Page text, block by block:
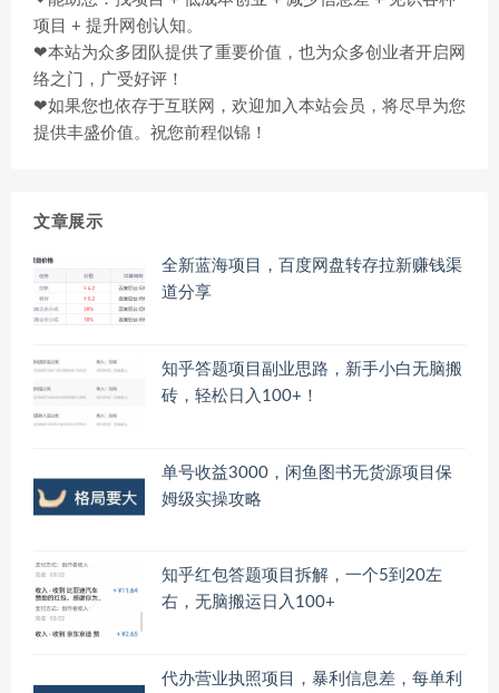
项目 + 提升网创认知。
❤本站为众多团队提供了重要价值，也为众多创业者开启网
络之门，广受好评！
❤如果您也依存于互联网，欢迎加入本站会员，将尽早为您
提供丰盛价值。祝您前程似锦！
文章展示
全新蓝海项目，百度网盘转存拉新赚钱渠
道分享
知乎答题项目副业思路，新手小白无脑搬
砖，轻松日入100+！
单号收益3000，闲鱼图书无货源项目保
姆级实操攻略
知乎红包答题项目拆解，一个5到20左
右，无脑搬运日入100+
代办营业执照项目，暴利信息差，每单利